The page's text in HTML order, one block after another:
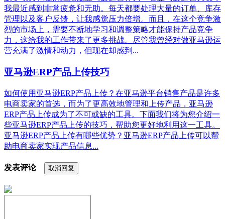
我最近感到非常疲惫和无助。每天都要处理大量的订单、库存
管理以及客户反馈，让我感觉压力倍增。而且，在这个竞争激
烈的市场上，需要不断地学习和调整策略才能保持产品竞争
力，这给我的工作带来了更多挑战。尽管我曾经对做亚马逊运
营充满了激情和动力，但现在却感到...
亚马逊ERP产品上传技巧
如何使用亚马逊ERP产品上传？在亚马逊平台销售产品是许多
电商卖家的首选，而为了更高效地管理和上传产品，亚马逊
ERP产品上传成为了不可或缺的工具。下面我们将为您介绍一
些亚马逊ERP产品上传的技巧，帮助您更好地利用这一工具。
亚马逊ERP产品上传有哪些优势？亚马逊ERP产品上传可以帮
助电商卖家实现产品信息...
发表评论 取消回复